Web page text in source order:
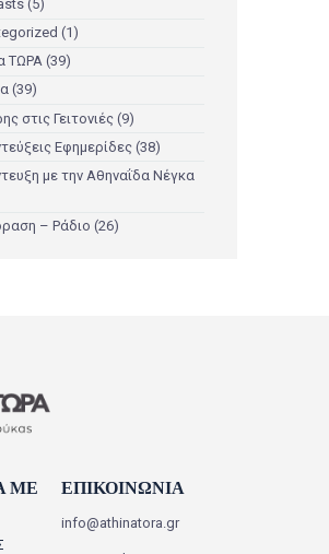
(5)
(1)
ΤΩΡΑ (39)
(39)
στις Γειτονιές (9)
Εφημερίδες (38)
με την Αθηναΐδα Νέγκα
– Ράδιο (26)
ΜΕ
ΕΠΙΚΟΙΝΩΝΙΑ
info@athinatora.gr